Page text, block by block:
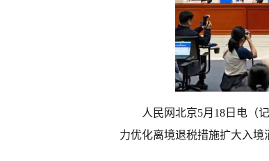
人民网北京5月18日电（
力优化离境退税措施扩大入境